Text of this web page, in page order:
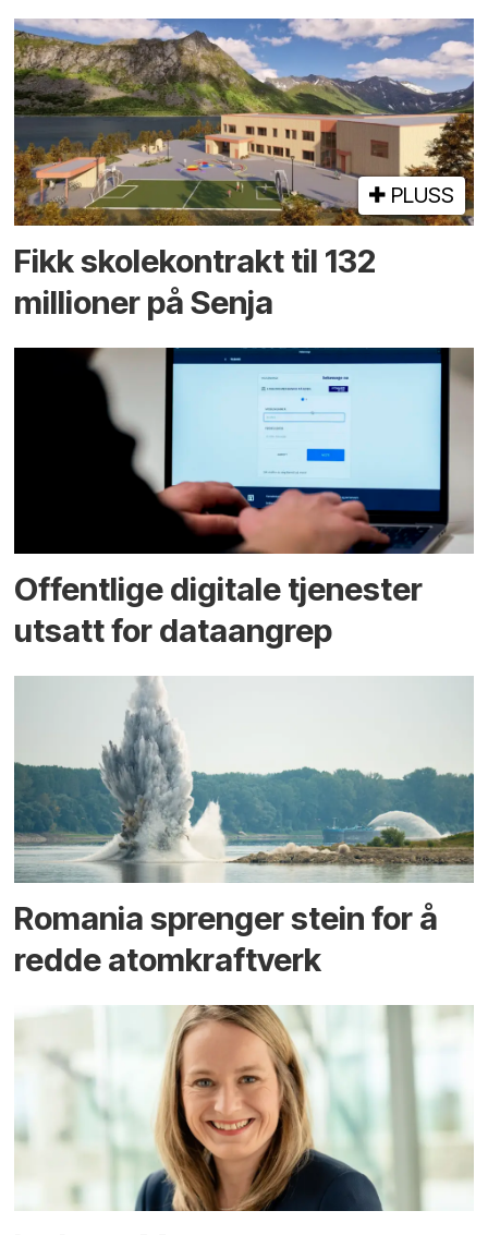
PLUSS
Fikk skole­kontrakt til 132
millioner på Senja
Offentlige digitale tjenester
utsatt for dataangrep
Romania sprenger stein for å
redde atomkraftverk